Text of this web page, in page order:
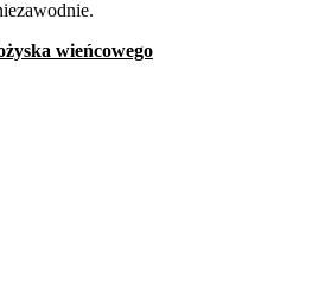
wieńcowego